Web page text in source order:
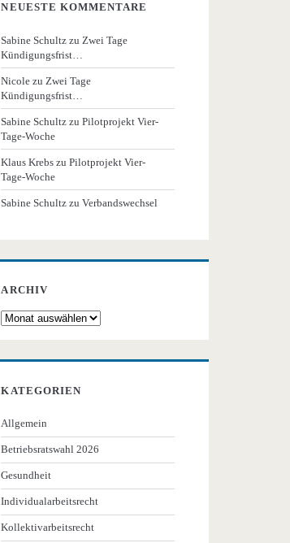
NEUESTE KOMMENTARE
Sabine Schultz zu Zwei Tage
Kündigungsfrist…
Nicole zu Zwei Tage
Kündigungsfrist…
Sabine Schultz zuPilotprojekt Vier-
Tage-Woche
Klaus Krebs zuPilotprojekt Vier-
Tage-Woche
Sabine Schultz zuVerbandswechsel
ARCHIV
Archiv
KATEGORIEN
Allgemein
Betriebsratswahl 2026
Gesundheit
Individualarbeitsrecht
Kollektivarbeitsrecht